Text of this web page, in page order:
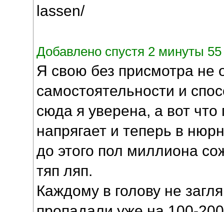
lassen/
Добавлено спустя 2 минуты 55
Я свою без присмотра не
самостоятельности и
сюда я уверена, а вот что
напрягает и теперь в
до этого пол миллиона
тяп ляп.
Каждому в голову не